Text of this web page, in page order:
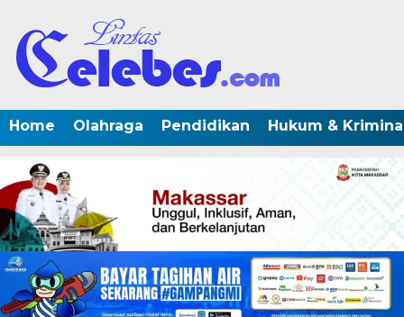
Home Olahraga Pendidikan Hukum &